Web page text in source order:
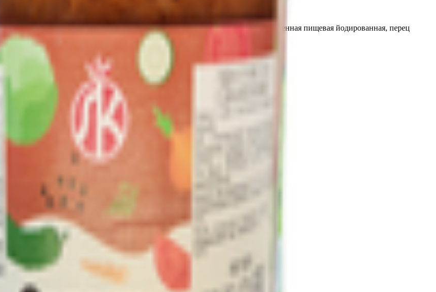
лук репчатый свежий, томатная паста, сахар белый, соль поваренная пищевая йодированная, перец
ул. Чаловской, 17А/2